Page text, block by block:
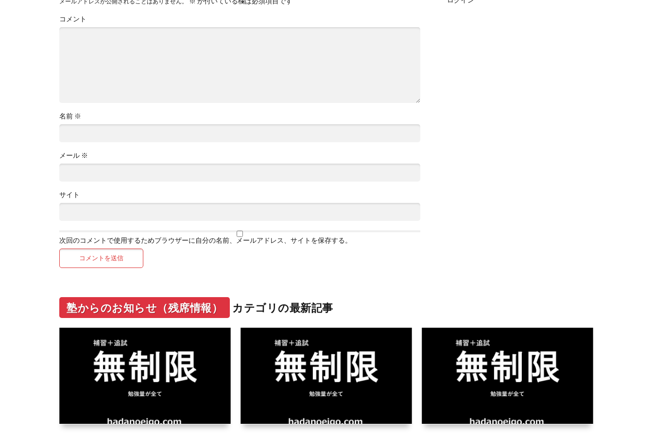
コメント
名前 ※
メール ※
サイト
次回のコメントで使用するためブラウザーに自分の名前、メールアドレス、サイトを保存する。
塾からのお知らせ（残席情報） カテゴリの最新記事